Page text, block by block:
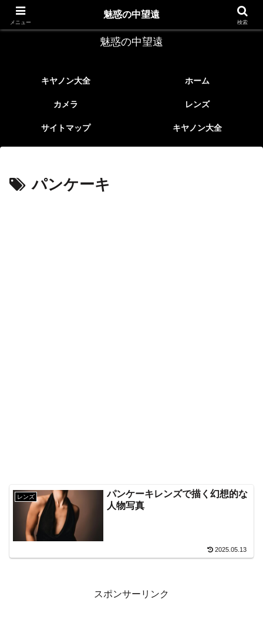
レトロなEFレンズ
魅惑の中望遠
キヤノン大全 ホーム
カメラ レンズ
サイトマップ キヤノン大全
パンケーキ
レンズ
パンケーキレンズで描く幻想的な
人物写真
2025.05.13
スポンサーリンク
メニュー
魅惑の中望遠
検索